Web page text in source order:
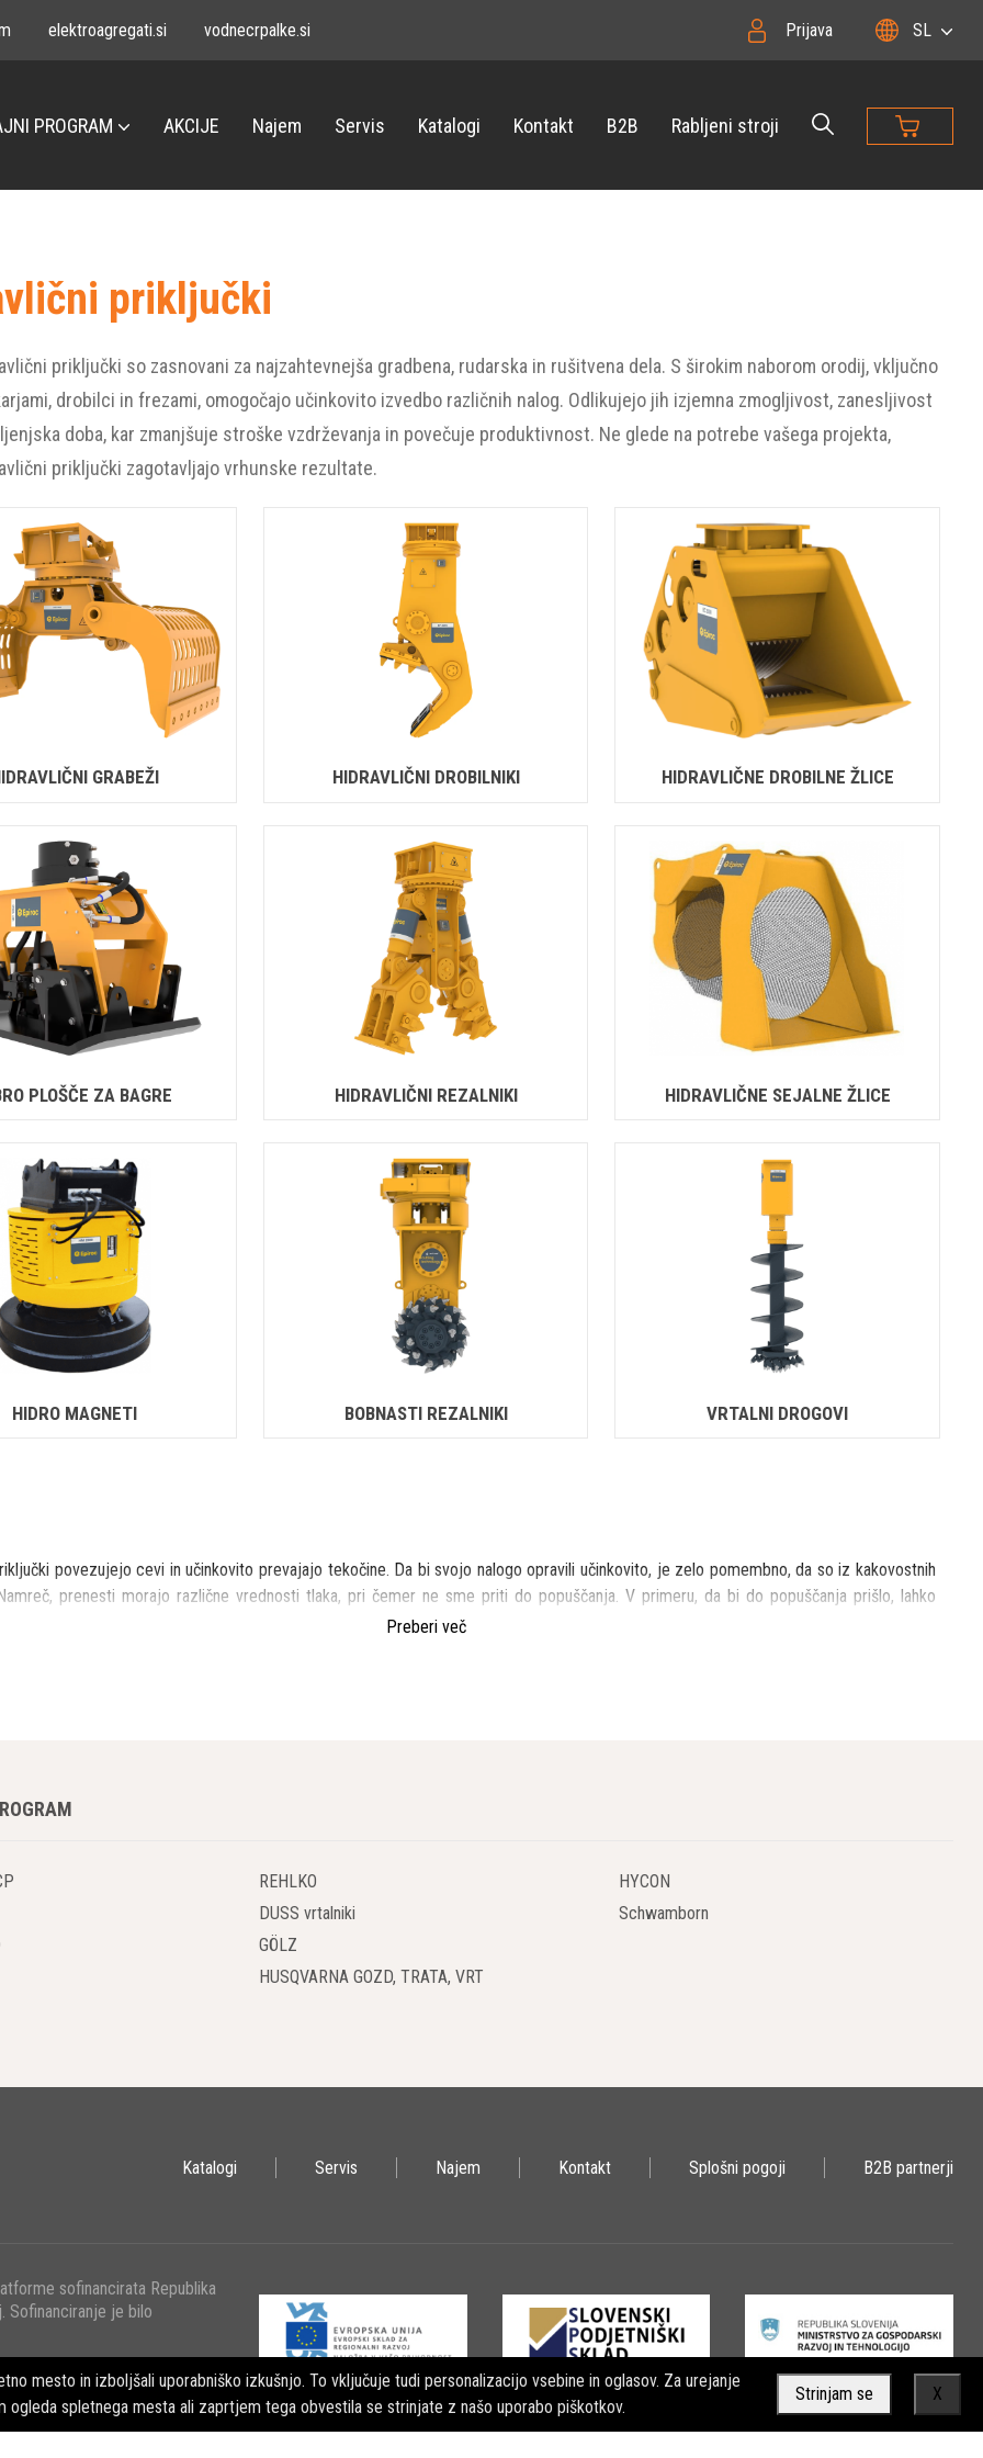
elektroagregati.si vodnecrpalke.si Prijava SL
PROGRAM AKCIJE Najem Servis Katalogi Kontakt B2B Rabljeni stroji
priključki
priključki so zasnovani za najzahtevnejša gradbena, rudarska in rušitvena dela. S širokim naborom orodij, vključno
drobilci in frezami, omogočajo učinkovito izvedbo različnih nalog. Odlikujejo jih izjemna zmogljivost, zanesljivost
doba, kar zmanjšuje stroške vzdrževanja in povečuje produktivnost. Ne glede na potrebe vašega projekta,
priključki zagotavljajo vrhunske rezultate.
GRABEŽI HIDRAVLIČNI DROBILNIKI HIDRAVLIČNE DROBILNE ŽLICE
PLOŠČE ZA BAGRE HIDRAVLIČNI REZALNIKI HIDRAVLIČNE SEJALNE ŽLICE
HIDRO MAGNETI BOBNASTI REZALNIKI VRTALNI DROGOVI
povezujejo cevi in ​​učinkovito prevajajo tekočine. Da bi svojo nalogo opravili učinkovito, je zelo pomembno, da so iz kakovostnih
prenesti morajo različne vrednosti tlaka, pri čemer ne sme priti do popuščanja. V primeru, da bi do popuščanja prišlo, lahko
delovanje sistema in pride do okvare zdravja operaterja.
aktuatorji in akumulatorji, batne, zobniške, krilne in dozirne črpalke, itd. Ti so povezani neposredno s stroji, zato je izredno
na kratko, o nekaterih hidravličnih priključkih.
so med najbolj priljubljenimi grabeži. Običajno gre za težke grabeže, kateri uporabljajo veliko silo, ki je potrebna za dvigovanje
se uporabljajo predvsem za rezanje materialov na manjše dele in so odličen način za prenos visoke ravni moči.
kompaktorji
in učinkovita oprema, so hidravlični kompaktorji, ki se uporabljajo za zbijanje zemlje, nasipov, jarkov in tudi pri postavljanju in
Preberi več
mesto in izboljšali uporabniško izkušnjo. To vključuje tudi personalizacijo vsebine in oglasov. Za urejanje
ogleda spletnega mesta ali zaprtjem tega obvestila se strinjate z našo uporabo piškotkov.
Strinjam se X
REHLKO
DUSS vrtalniki
GÖLZ
HUSQVARNA GOZD, TRATA, VRT
HYCON
Schwamborn
Katalogi Servis Najem Kontakt Splošni pogoji B2B partnerji
sofinancirata Republika
Sofinanciranje je bilo